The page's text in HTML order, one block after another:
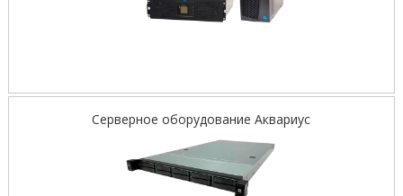
Серверное оборудование Аквариус